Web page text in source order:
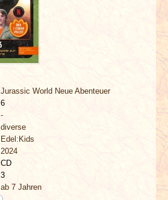
Jurassic World Neue Abenteuer
6
-
diverse
Edel:Kids
2024
CD
3
ab 7 Jahren